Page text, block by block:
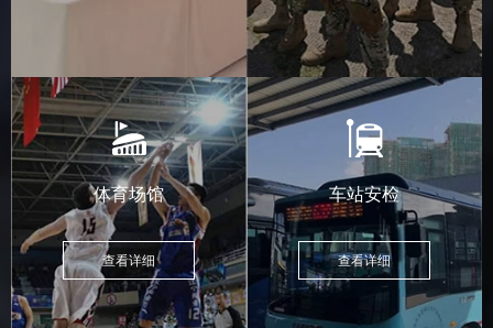
体育场馆
查看详细
车站安检
查看详细